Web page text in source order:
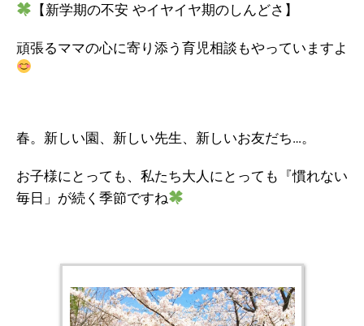
【新学期の不安 やイヤイヤ期のしんどさ】
頑張るママの心に寄り添う育児相談もやっていますよ
春。新しい園、新しい先生、新しいお友だち…。
お子様にとっても、私たち大人にとっても『慣れない
毎日」が続く季節ですね